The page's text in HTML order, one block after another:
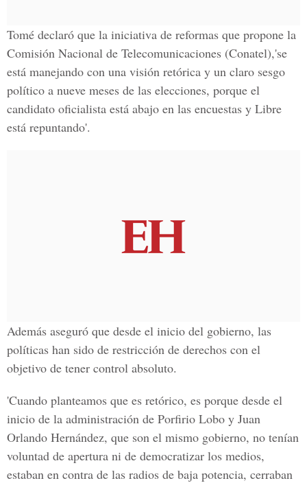
Tomé declaró que la iniciativa de reformas que propone la
Comisión Nacional de Telecomunicaciones (Conatel),'se
está manejando con una visión retórica y un claro sesgo
político a nueve meses de las elecciones, porque el
candidato oficialista está abajo en las encuestas y Libre
está repuntando'.
Además aseguró que desde el inicio del gobierno, las
políticas han sido de restricción de derechos con el
objetivo de tener control absoluto.
'Cuando planteamos que es retórico, es porque desde el
inicio de la administración de Porfirio Lobo y Juan
Orlando Hernández, que son el mismo gobierno, no tenían
voluntad de apertura ni de democratizar los medios,
estaban en contra de las radios de baja potencia, cerraban